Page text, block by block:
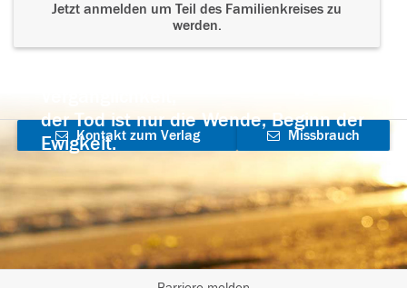
Jetzt anmelden um Teil des Familienkreises zu
werden.
der Tod ist nur die Wende, Beginn der
Ewigkeit.
Kontakt zum Verlag
aufnehmen
Missbrauch